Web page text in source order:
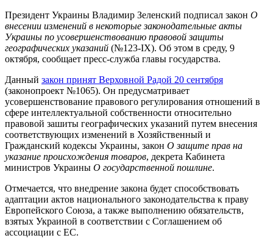
Президент Украины Владимир Зеленский подписал закон О
внесении изменений в некоторые законодательные акты
Украины по усовершенствованию правовой защиты
географических указаний (№123-ІХ). Об этом в среду, 9
октября, сообщает пресс-служба главы государства.
Данный закон принят Верховной Радой 20 сентября
(законопроект №1065). Он предусматривает
усовершенствование правового регулирования отношений в
сфере интеллектуальной собственности относительно
правовой зашиты географических указаний путем внесения
соответствующих изменений в Хозяйственный и
Гражданский кодексы Украины, закон О защите прав на
указание происхождения товаров, декрета Кабинета
министров Украины О государственной пошлине.
Отмечается, что внедрение закона будет способствовать
адаптации актов национального законодательства к праву
Европейского Союза, а также выполнению обязательств,
взятых Украиной в соответствии с Соглашением об
ассоциации с ЕС.